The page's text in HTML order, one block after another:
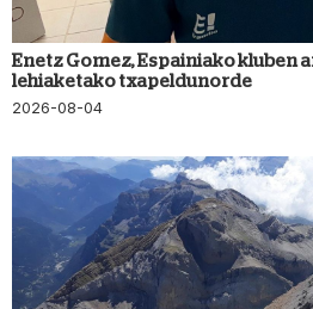
Enetz Gomez, Espainiako kluben
lehiaketako txapeldunorde
2026-08-04